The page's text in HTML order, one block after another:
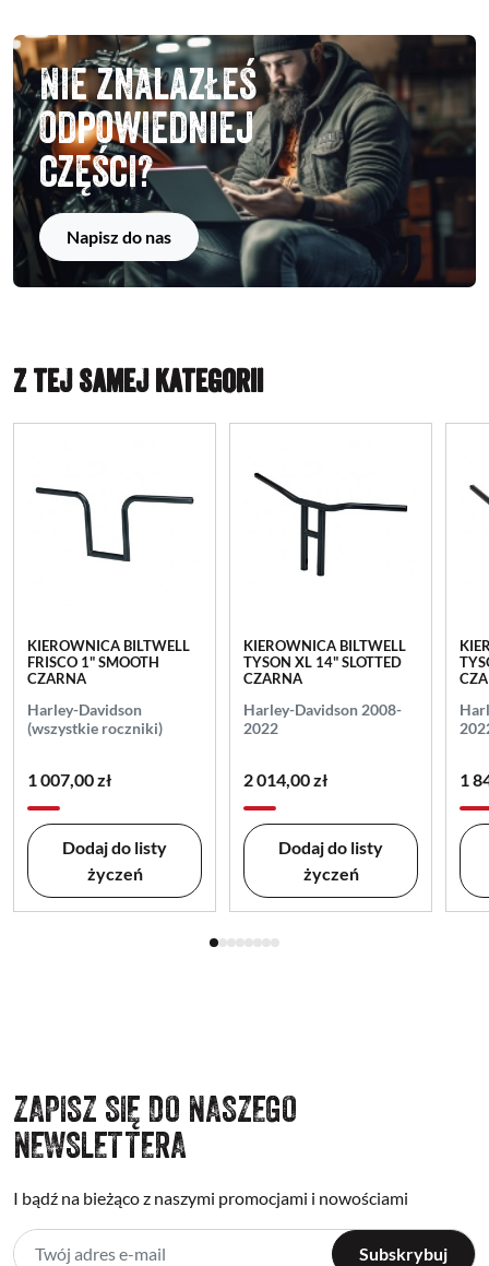
Nie znalazłeś
odpowiedniej
części?
Napisz do nas
Z TEJ SAMEJ KATEGORII
KIEROWNICA BILTWELL
FRISCO 1" SMOOTH
CZARNA
Harley-Davidson
(wszystkie roczniki)
1 007,00 zł
Dodaj do listy
życzeń
KIEROWNICA BILTWELL
TYSON XL 14" SLOTTED
CZARNA
Harley-Davidson 2008-
2022
2 014,00 zł
Dodaj do listy
życzeń
1
ZAPISZ SIĘ DO NASZEGO
NEWSLETTERA
I bądź na bieżąco z naszymi promocjami i nowościami